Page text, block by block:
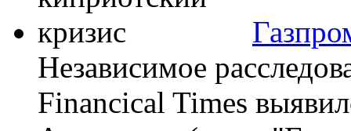
Независимое
Financical Times